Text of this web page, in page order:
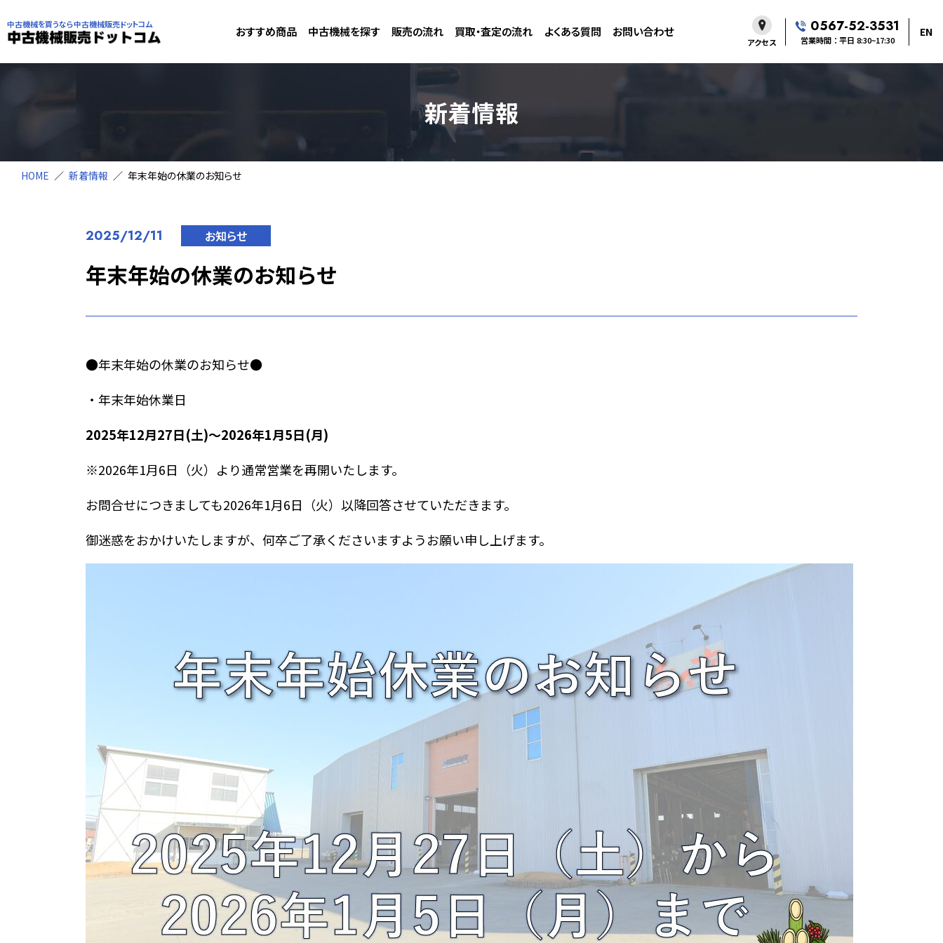
中古機械を買うなら中古機械販売ドットコム おすすめ商品 中古機械を探す 販売の流れ 買取・査定の流れ よくある質問 お問い合わせ
アクセス
0567-52-3531
営業時間：平日 8:30~17:30
EN
新着情報
HOME 新着情報 年末年始の休業のお知らせ
2025/12/11 お知らせ
年末年始の休業のお知らせ
●年末年始の休業のお知らせ●
・年末年始休業日
2025年12月27日(土)～2026年1月5日(月)
※2026年1月6日（火）より通常営業を再開いたします。
お問合せにつきましても2026年1月6日（火）以降回答させていただきます。
御迷惑をおかけいたしますが、何卒ご了承くださいますようお願い申し上げます。